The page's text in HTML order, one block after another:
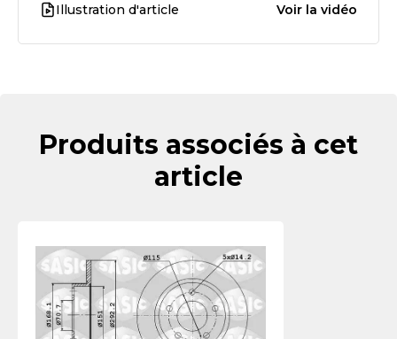
Illustration d'article Voir la vidéo
Produits associés à cet
article